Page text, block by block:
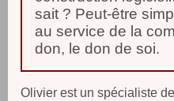
sait ? Peut-être
au service de la
don, le don de soi.
Olivier est un spécialiste